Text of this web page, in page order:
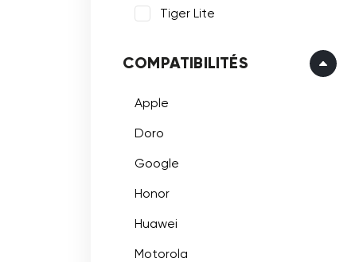
Tiger Lite
COMPATIBILITÉS
Apple
Doro
Google
Honor
Huawei
Motorola